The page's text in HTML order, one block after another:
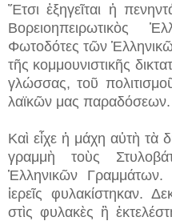
Ἔτσι ἐξηγεῖται ἡ
Βορειοηπειρωτικὸς
Φωτοδότες τῶν
τῆς κομμουνιστικῆς
γλώσσας, τοῦ
λαϊκῶν μας παραδόσεων.
Καὶ εἶχε ἡ μάχη αὐτὴ τὰ
γραμμὴ τοὺς
Ἑλληνικῶν Γραμμάτων.
ἱερεῖς φυλακίστηκαν.
στὶς φυλακὲς ἢ